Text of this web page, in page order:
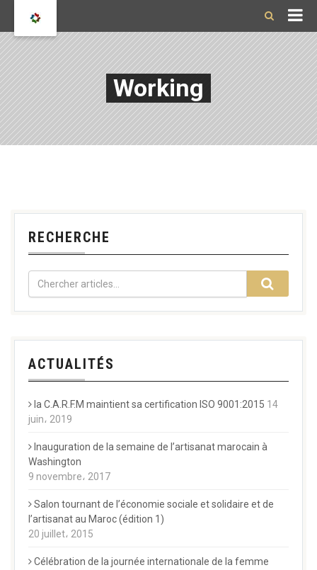
Working
RECHERCHE
ACTUALITÉS
la C.A.R.F.M maintient sa certification ISO 9001:2015 14
juin، 2019
Inauguration de la semaine de l’artisanat marocain à
Washington
9 novembre، 2017
Salon tournant de l’économie sociale et solidaire et de
l’artisanat au Maroc (édition 1)
20 juillet، 2015
Célébration de la journée internationale de la femme